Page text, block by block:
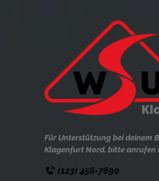
Für Unterstützung bei deinem
Klagenfurt Nord, bitte anrufen
(123) 456-7890